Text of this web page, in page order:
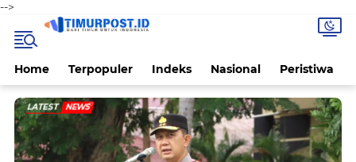
-->
Home Terpopuler Indeks Nasional Peristiwa
LATEST NEWS